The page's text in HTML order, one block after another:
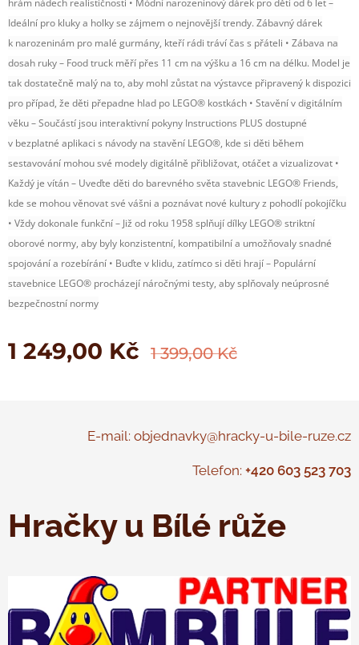
hrám nádech realističnosti • Módní narozeninový dárek pro děti od 6 let –
Ideální pro kluky a holky se zájmem o nejnovější trendy. Zábavný dárek
k narozeninám pro malé gurmány, kteří rádi tráví čas s přáteli • Zábava na
dosah ruky – Food truck měří přes 11 cm na výšku a 16 cm na délku. Model je
tak dostatečně malý na to, aby mohl zůstat na výstavce připravený k dispozici
pro případ, že děti přepadne hlad po LEGO® kostkách • Stavění v digitálním
věku – Součástí jsou interaktivní pokyny Instructions PLUS dostupné
v bezplatné aplikaci s návody na stavění LEGO®, kde si děti během
sestavování mohou své modely digitálně přibližovat, otáčet a vizualizovat •
Každý je vítán – Uveďte děti do barevného světa stavebnic LEGO® Friends,
kde se mohou věnovat své vášni a poznávat nové kultury z pohodlí pokojíčku
• Vždy dokonale funkční – Již od roku 1958 splňují dílky LEGO® striktní
oborové normy, aby byly konzistentní, kompatibilní a umožňovaly snadné
spojování a rozebírání • Buďte v klidu, zatímco si děti hrají – Populární
stavebnice LEGO® procházejí náročnými testy, aby splňovaly neúprosné
bezpečnostní normy
1 249,00 Kč 1 399,00Kč
E-mail: objednavky@hracky-u-bile-ruze.cz
Telefon: +420 603 523 703
Hračky u Bílé růže